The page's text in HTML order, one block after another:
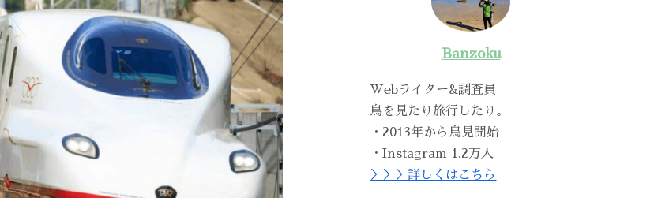
Banzoku
Webライター&調査員
鳥を見たり旅行したり。
・2013年から鳥見開始
・Instagram 1.2万人
＞＞＞詳しくはこちら